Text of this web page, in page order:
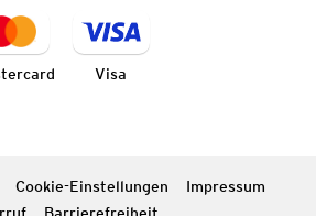
Visa
Cookie-Einstellungen
Impressum
Barrierefreiheit